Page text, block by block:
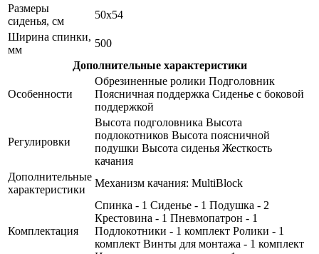
Размеры
сиденья, см
50x54
Ширина спинки,
мм
500
Дополнительные характеристики
Особенности
Обрезиненные ролики Подголовник
Поясничная поддержка Сиденье с боковой
поддержкой
Регулировки
Высота подголовника Высота
подлокотников Высота поясничной
подушки Высота сиденья Жесткость
качания
Дополнительные
характеристики
Механизм качания: MultiBlock
Комплектация
Спинка - 1 Сиденье - 1 Подушка - 2
Крестовина - 1 Пневмопатрон - 1
Подлокотники - 1 комплект Ролики - 1
комплект Винты для монтажа - 1 комплект